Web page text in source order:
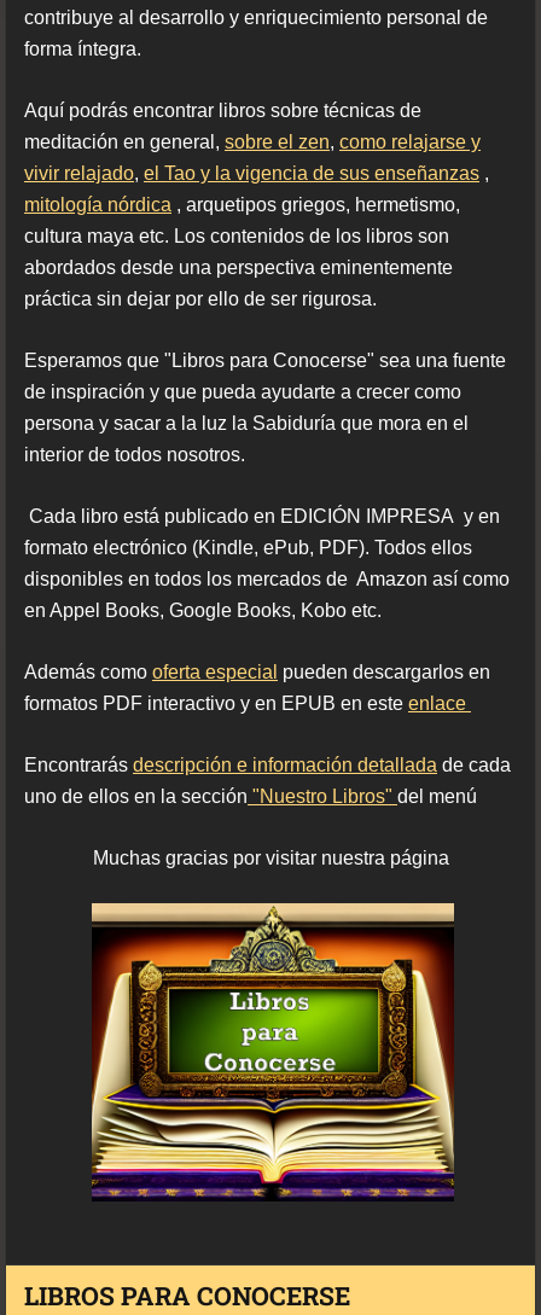
contribuye al desarrollo y enriquecimiento personal de
forma íntegra.
Aquí podrás encontrar libros sobre técnicas de
meditación en general, sobre el zen, como relajarse y
vivir relajado, el Tao y la vigencia de sus enseñanzas ,
mitología nórdica , arquetipos griegos, hermetismo,
cultura maya etc. Los contenidos de los libros son
abordados desde una perspectiva eminentemente
práctica sin dejar por ello de ser rigurosa.
Esperamos que "Libros para Conocerse" sea una fuente
de inspiración y que pueda ayudarte a crecer como
persona y sacar a la luz la Sabiduría que mora en el
interior de todos nosotros.
Cada libro está publicado en EDICIÓN IMPRESA y en
formato electrónico (Kindle, ePub, PDF). Todos ellos
disponibles en todos los mercados de Amazon así como
en Appel Books, Google Books, Kobo etc.
Además como oferta especial pueden descargarlos en
formatos PDF interactivo y en EPUB en este enlace
Encontrarás descripción e información detallada de cada
uno de ellos en la sección "Nuestro Libros" del menú
Muchas gracias por visitar nuestra página
LIBROS PARA CONOCERSE